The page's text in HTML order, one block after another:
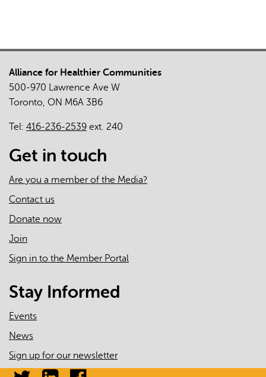
Alliance for Healthier Communities
500-970 Lawrence Ave W
Toronto, ON M6A 3B6
Tel: 416-236-2539 ext. 240
Get in touch
Are you a member of the Media?
Contact us
Donate now
Join
Sign in to the Member Portal
Stay Informed
Events
News
Sign up for our newsletter